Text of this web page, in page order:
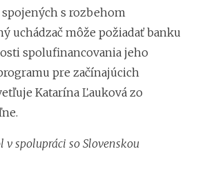
s rozbehom
uchádzač môže požiadať banku
spolufinancovania jeho
pre začínajúcich
Katarína Ľauková zo
spolupráci so Slovenskou